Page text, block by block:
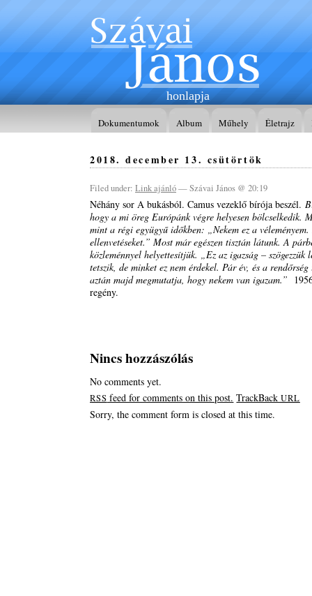
honlapja
Dokumentumok Album Műhely Életrajz
2018. december 13. csütörtök
Filed under: Link ajánló— Szávai János @ 20:19
Néhány sor A bukásból. Camus vezeklő bírója beszél.
hogy a mi öreg Európánk végre helyesen bölcselkedik.
mint a régi együgyű időkben: „Nekem ez a
ellenvetéseket.” Most már egészen tisztán látunk. A
közleménnyel helyettesítjük. „Ez az igazság –
tetszik, de minket ez nem érdekel. Pár év, és a
aztán majd megmutatja, hogy nekem van igazam.”
regény.
Nincs hozzászólás
No comments yet.
RSS feed for comments on this post. TrackBackURL
Sorry, the comment form is closed at this time.